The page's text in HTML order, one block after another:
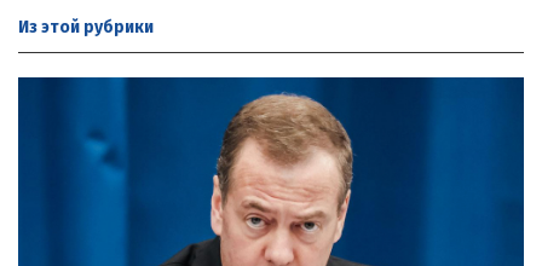
Из этой рубрики